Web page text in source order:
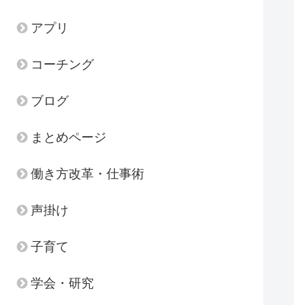
アプリ
コーチング
ブログ
まとめページ
働き方改革・仕事術
声掛け
子育て
学会・研究